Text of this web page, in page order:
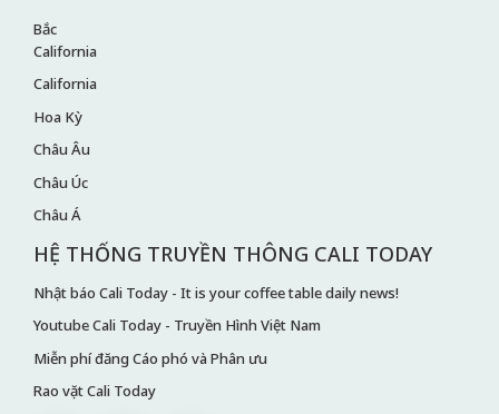
Bắc
California
California
Hoa Kỳ
Châu Âu
Châu Úc
Châu Á
HỆ THỐNG TRUYỀN THÔNG CALI TODAY
Nhật báo Cali Today - It is your coffee table daily news!
Youtube Cali Today - Truyền Hình Việt Nam
Miễn phí đăng Cáo phó và Phân ưu
Rao vặt Cali Today